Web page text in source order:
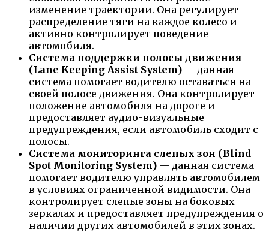
изменение траектории. Она регулирует
распределение тяги на каждое колесо и
активно контролирует поведение
автомобиля.
Система поддержки полосы движения
(Lane Keeping Assist System) — данная
система помогает водителю оставаться на
своей полосе движения. Она контролирует
положение автомобиля на дороге и
предоставляет аудио-визуальные
предупреждения, если автомобиль сходит с
полосы.
Система мониторинга слепых зон (Blind
Spot Monitoring System) — данная система
помогает водителю управлять автомобилем
в условиях ограниченной видимости. Она
контролирует слепые зоны на боковых
зеркалах и предоставляет предупреждения о
наличии других автомобилей в этих зонах.